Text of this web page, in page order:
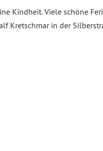
Kindheit. Viele schöne
Kretschmar in der